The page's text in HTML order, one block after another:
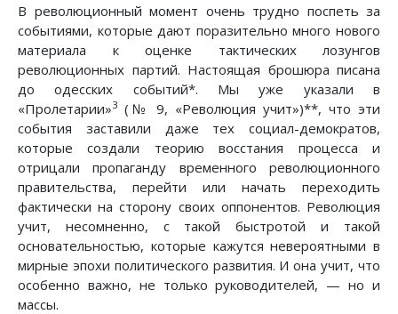
В революционный момент очень трудно поспеть за
событиями, которые дают поразительно много нового
материала к оценке тактических лозунгов
революционных партий. Настоящая брошюра писана
до одесских событий*. Мы уже указали в
«Пролетарии»3 (№ 9, «Революция учит»)**, что эти
события заставили даже тех социал-демократов,
которые создали теорию восстания процесса и
отрицали пропаганду временного революционного
правительства, перейти или начать переходить
фактически на сторону своих оппонентов. Революция
учит, несомненно, с такой быстротой и такой
основательностью, которые кажутся невероятными в
мирные эпохи политического развития. И она учит, что
особенно важно, не только руководителей, — но и
массы.